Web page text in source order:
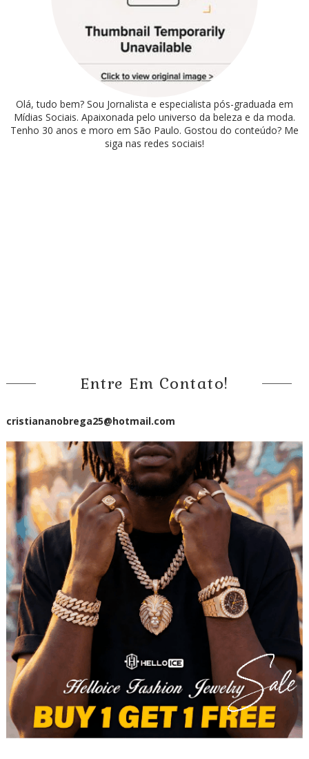
Olá, tudo bem? Sou Jornalista e especialista pós-graduada em
Mídias Sociais. Apaixonada pelo universo da beleza e da moda.
Tenho 30 anos e moro em São Paulo. Gostou do conteúdo? Me
siga nas redes sociais!
Entre Em Contato!
cristiananobrega25@hotmail.com